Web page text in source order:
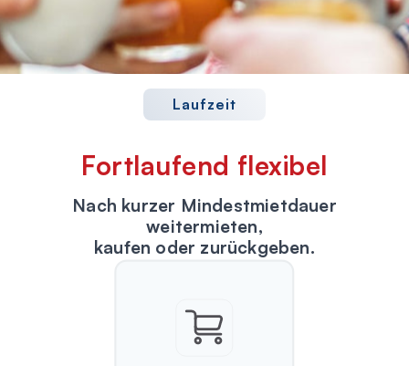
Laufzeit
Fortlaufend flexibel
Nach kurzer Mindestmietdauer
weitermieten,
kaufen oder zurückgeben.